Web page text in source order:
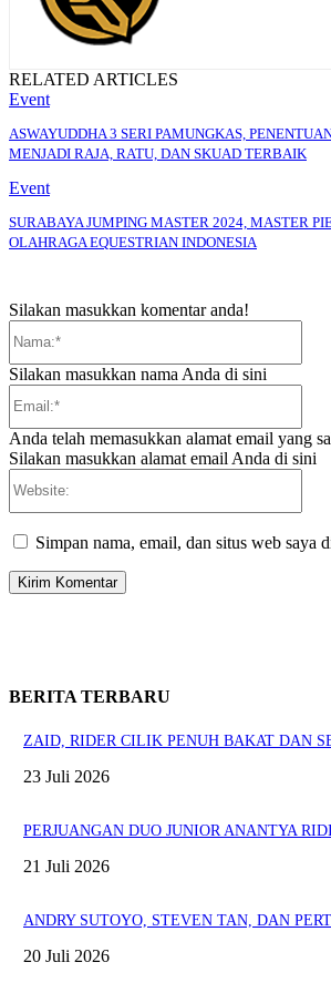
RELATED ARTICLES
Event
ASWAYUDDHA 3 SERI PAMUNGKAS,
MENJADI RAJA, RATU, DAN SKUAD TERBAIK
Event
SURABAYA JUMPING MASTER 2024, MASTER
OLAHRAGA EQUESTRIAN INDONESIA
Silakan masukkan komentar anda!
Silakan masukkan nama Anda di sini
Anda telah memasukkan alamat email yang
Silakan masukkan alamat email Anda di sini
Simpan nama, email, dan situs web saya
BERITA TERBARU
ZAID, RIDER CILIK PENUH BAKAT DAN
23 Juli 2026
PERJUANGAN DUO JUNIOR ANANTYA
21 Juli 2026
ANDRY SUTOYO, STEVEN TAN, DAN
20 Juli 2026